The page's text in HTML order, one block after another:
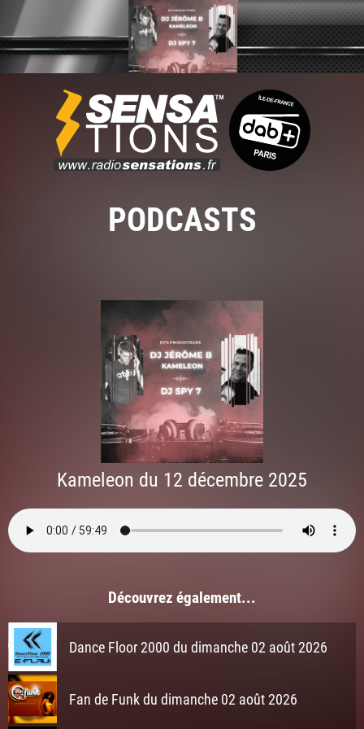
PODCASTS
Kameleon du 12 décembre 2025
Découvrez également...
Dance Floor 2000 du dimanche 02 août 2026
Fan de Funk du dimanche 02 août 2026